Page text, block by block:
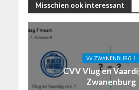
Misschien ook interessant
VV ZWANENBURG 1
CVV Vlug en
Zwanenburg